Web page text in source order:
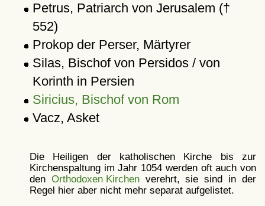
Petrus, Patriarch von Jerusalem (†
552)
Prokop der Perser, Märtyrer
Silas, Bischof von Persidos / von
Korinth in Persien
Siricius, Bischof von Rom
Vacz, Asket
Die Heiligen der katholischen Kirche bis zur
Kirchenspaltung im Jahr 1054 werden oft auch von
den Orthodoxen Kirchenverehrt, sie sind in der
Regel hier aber nicht mehr separat aufgelistet.